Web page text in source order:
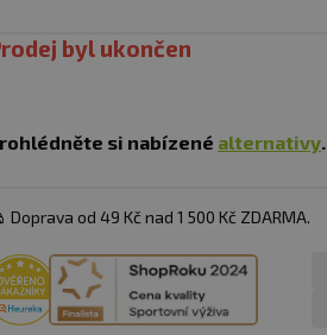
byl ukončen
si nabízené alternativy.
Doprava od 49 Kč nad 1 500 Kč ZDARMA.